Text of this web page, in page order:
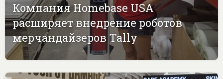
Компания Homebase USA
расширяет внедрение роботов
мерчандайзеров Tally